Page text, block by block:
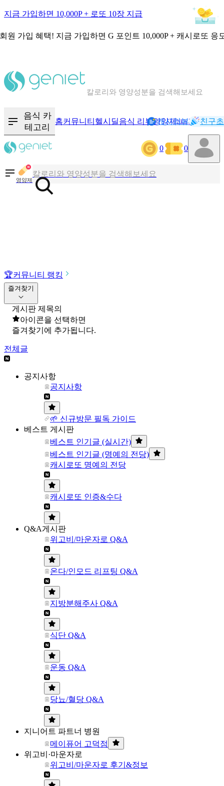
지금 가입하면 10,000P + 로또 10장 지급
원 가입 혜택! 지금 가입하면 G 포인트 10,000P + 캐시로또 응
혈당 · 다이어트 음식 검색해보세요
음식 카
테고리
홈커뮤니티 헬시딜음식 리뷰영양제NEW기록
캐시리뷰 친구
0 0
영양제
칼로리와 영양성분을 검색해보세요
혈당 · 다이어트 음식 검색해보세요
음식 · 영양제 리뷰를 찾아보세요
🏆커뮤니티 랭킹
즐겨찾기
게시판 제목의
아이콘을 선택하면
즐겨찾기에 추가됩니다.
전체글
공지사항
공지사항
🌱 신규방문 필독 가이드
베스트 게시판
베스트 인기글 (실시간)
베스트 인기글 (명예의 전당)
캐시로또 명예의 전당
캐시로또 인증&수다
Q&A게시판
위고비/마운자로 Q&A
온다/인모드 리프팅 Q&A
지방분해주사 Q&A
식단 Q&A
운동 Q&A
당뇨/혈당 Q&A
지니어트 파트너 병원
메이퓨어 고덕점
위고비·마운자로
위고비/마운자로 후기&정보